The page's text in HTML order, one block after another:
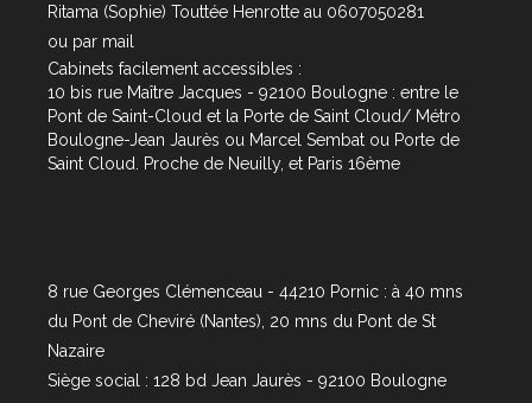
Ritama (Sophie) Touttée Henrotte au 0607050281
ou par mail
Cabinets facilement accessibles :
10 bis rue Maître Jacques - 92100 Boulogne : entre le
Pont de Saint-Cloud et la Porte de Saint Cloud/ Métro
Boulogne-Jean Jaurès ou Marcel Sembat ou Porte de
Saint Cloud. Proche de Neuilly, et Paris 16ème
8 rue Georges Clémenceau - 44210 Pornic : à 40 mns
du Pont de Cheviré (Nantes), 20 mns du Pont de St
Nazaire
Siège social : 128 bd Jean Jaurès - 92100 Boulogne